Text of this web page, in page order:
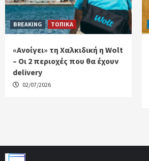
BREAKING ΤΟΠΙΚΑ
«Ανοίγει» τη Χαλκιδική η Wolt
– Οι 2 περιοχές που θα έχουν
delivery
02/07/2026